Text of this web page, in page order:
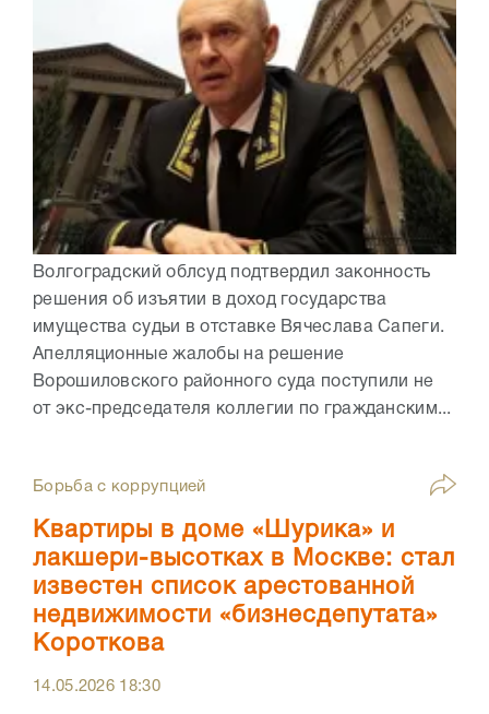
Волгоградский облсуд подтвердил законность
решения об изъятии в доход государства
имущества судьи в отставке Вячеслава Сапеги.
Апелляционные жалобы на решение
Ворошиловского районного суда поступили не
от экс-председателя коллегии по гражданским...
Борьба с коррупцией
Квартиры в доме «Шурика» и
лакшери-высотках в Москве: стал
известен список арестованной
недвижимости «бизнесдепутата»
Короткова
14.05.2026 18:30